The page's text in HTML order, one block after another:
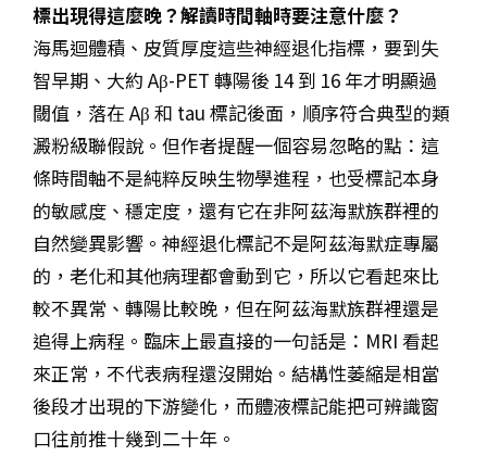
標出現得這麼晚？解讀時間軸時要注意什麼？
海馬迴體積、皮質厚度這些神經退化指標，要到失
智早期、大約 Aβ-PET 轉陽後 14 到 16 年才明顯過
閾值，落在 Aβ 和 tau 標記後面，順序符合典型的類
澱粉級聯假說。但作者提醒一個容易忽略的點：這
條時間軸不是純粹反映生物學進程，也受標記本身
的敏感度、穩定度，還有它在非阿茲海默族群裡的
自然變異影響。神經退化標記不是阿茲海默症專屬
的，老化和其他病理都會動到它，所以它看起來比
較不異常、轉陽比較晚，但在阿茲海默族群裡還是
追得上病程。臨床上最直接的一句話是：MRI 看起
來正常，不代表病程還沒開始。結構性萎縮是相當
後段才出現的下游變化，而體液標記能把可辨識窗
口往前推十幾到二十年。